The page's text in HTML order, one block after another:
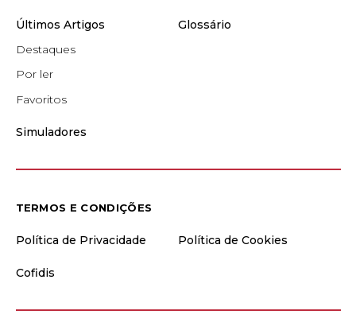
Últimos Artigos
Destaques
Por ler
Favoritos
Glossário
Simuladores
TERMOS E CONDIÇÕES
Política de Privacidade Política de Cookies
Cofidis